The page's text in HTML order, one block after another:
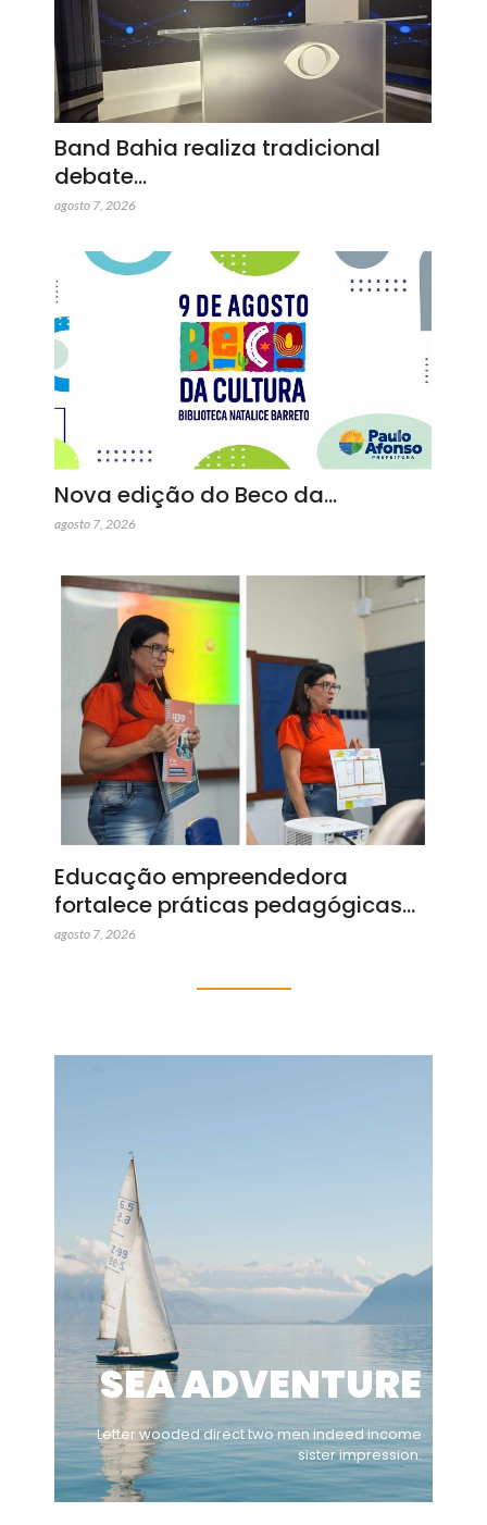
Band Bahia realiza tradicional
debate…
agosto 7, 2026
Nova edição do Beco da…
agosto 7, 2026
Educação empreendedora
fortalece práticas pedagógicas…
agosto 7, 2026
SEA ADVENTURE
Letter wooded direct two men indeed income
sister impression.